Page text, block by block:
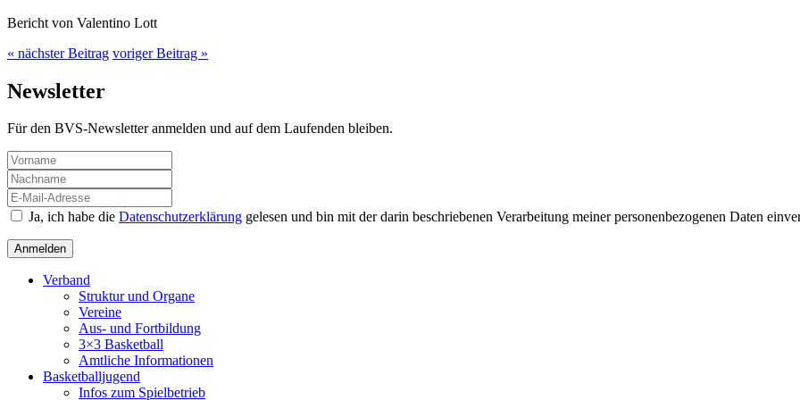
Bericht von Valentino Lott
« nächster Beitrag voriger Beitrag »
Newsletter
Für den BVS-Newsletter anmelden und auf dem Laufenden bleiben.
Ja, ich habe die Datenschutzerklärung gelesen und bin mit der darin beschriebenen Verarbeitung meiner personenbezogenen Daten
Verband
Struktur und Organe
Vereine
Aus- und Fortbildung
3×3 Basketball
Amtliche Informationen
Basketballjugend
Infos zum Spielbetrieb